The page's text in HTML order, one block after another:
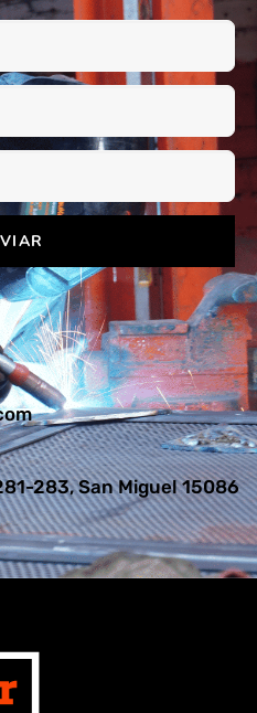
283, San Miguel 15086